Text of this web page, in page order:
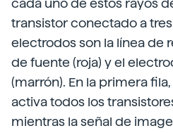
cada uno de estos rayos
transistor conectado a
electrodos son la línea de
de fuente (roja) y el
(marrón). En la primera
activa todos los
mientras la señal de